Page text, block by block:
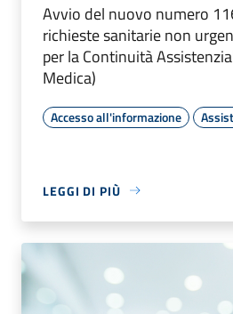
Avvio del nuovo numero
richieste sanitarie non
per la Continuità
Medica)
Accesso all'informazione
LEGGI DI PIÙ